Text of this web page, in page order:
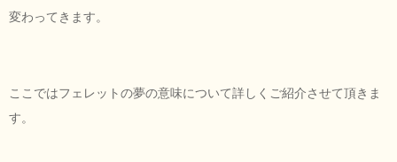
変わってきます。
ここではフェレットの夢の意味について詳しくご紹介させて頂きま
す。